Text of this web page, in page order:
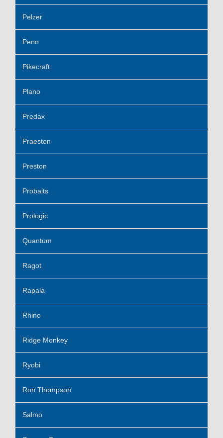
Pelzer
Penn
Pikecraft
Plano
Predax
Praesten
Preston
Probaits
Prologic
Quantum
Ragot
Rapala
Rhino
Ridge Monkey
Ryobi
Ron Thompson
Salmo